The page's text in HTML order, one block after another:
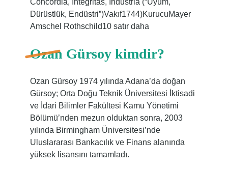
Concordia, Integritas, Industria (“Uyum,
Dürüstlük, Endüstri”)Vakıf1744)KurucuMayer
Amschel Rothschild10 satır daha
Ozan Gürsoy kimdir?
Ozan Gürsoy 1974 yılında Adana’da doğan
Gürsoy; Orta Doğu Teknik Üniversitesi İktisadi
ve İdari Bilimler Fakültesi Kamu Yönetimi
Bölümü’nden mezun olduktan sonra, 2003
yılında Birmingham Üniversitesi’nde
Uluslararası Bankacılık ve Finans alanında
yüksek lisansını tamamladı.